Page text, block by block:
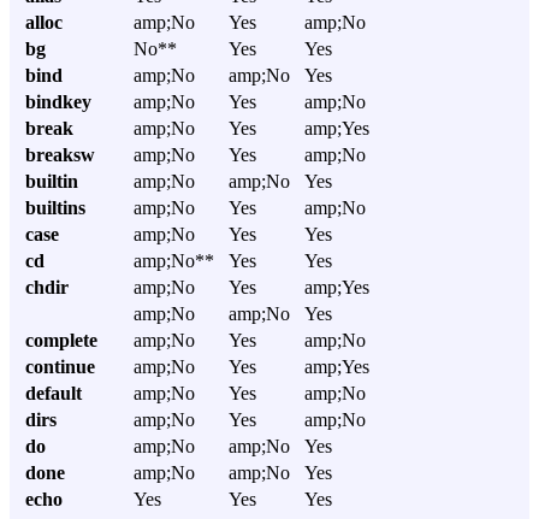
alloc
amp;No Yes
amp;No
bg
No** Yes
Yes
bind
amp;No amp;No
Yes
bindkey
amp;No Yes
amp;No
break
amp;No Yes
amp;Yes
breaksw
amp;No Yes
amp;No
builtin
amp;No amp;No
Yes
builtins
amp;No Yes
amp;No
case
amp;No Yes
Yes
cd
amp;No** Yes
Yes
chdir
amp;No Yes
amp;Yes
amp;No
amp;No
Yes
complete
amp;No Yes
amp;No
continue
amp;No Yes
amp;Yes
default
amp;No Yes
amp;No
dirs
amp;No Yes
amp;No
do
amp;No amp;No
Yes
done
amp;No amp;No
Yes
echo
Yes Yes
Yes